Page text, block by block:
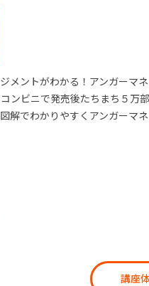
メントがわかる！アンガーマネ
ンビニで発売後たちまち５万部
解でわかりやすくアンガーマネ
講座